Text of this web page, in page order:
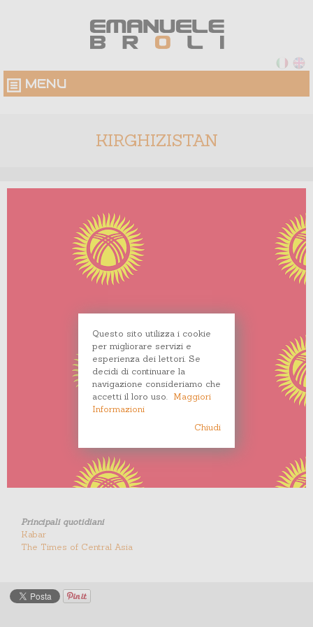
MENU
KIRGHIZISTAN
Principali quotidiani
Kabar
The Times of Central Asia
Questo sito utilizza i cookie
per migliorare servizi e
esperienza dei lettori. Se
decidi di continuare la
navigazione consideriamo che
accetti il loro uso.
Maggiori
Informazioni
Chiudi